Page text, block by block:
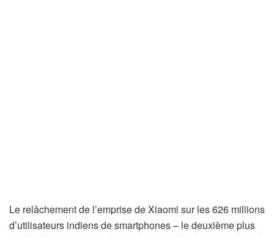
Le relâchement de l’emprise de Xiaomi sur les 626 millions
d’utilisateurs indiens de smartphones – le deuxième plus